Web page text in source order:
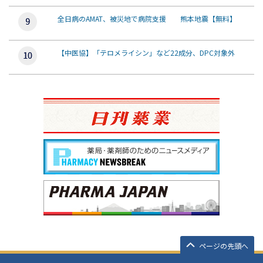
全日病のAMAT、被災地で病院支援 熊本地震【無料】
【中医協】「テロメライシン」など22成分、DPC対象外
ページの先頭へ